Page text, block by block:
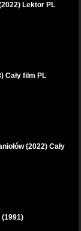
Lektor PL
Cały film PL
(2022) Cały
(1991)